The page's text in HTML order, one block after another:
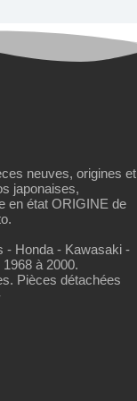
neuves, origines et
japonaises,
en état ORIGINE de
- Honda - Kawasaki -
à 2000.
Pièces détachées